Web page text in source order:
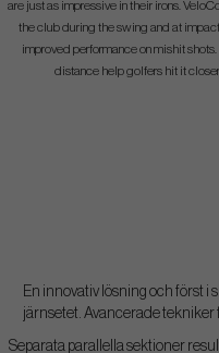
are just as impressive in their irons.
the club during the swing and at
improved performance on mishit
distance help golfers hit it
En innovativ lösning och först i
järnsetet. Avancerade tekniker
Separata parallella sektioner